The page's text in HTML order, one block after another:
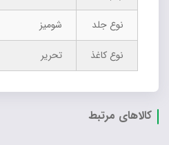
نوع جلد
شومیز
نوع کاغذ
تحریر
کالاهای مرتبط